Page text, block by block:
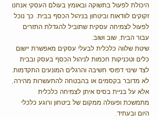
היכולת לפעול בתשוקה ובאומץ בעולם העסקי אנחנו
זקוקים לוודאות וביטחון בניהול הכסף בבית. כך נוכל
לפעול לצמיחה עסקית שתוביל להגדלת התזרים
עבור הבית, שוב ושוב.
שיטת שלווה כלכלית לבעלי עסקים מאפשרת יישום
כלים וטכניקות חכמות לניהול הכסף בעסק ובבית
לצד שינוי דפוסי חשיבה והרגלים המונעים התקדמות.
לא מדובר בקסמים או בהבטחה להתעשרות מהירה,
אלא על בניית בסיס איתן לצמיחה כלכלית
מתמשכת ופעולה ממקום של ביטחון ורוגע כלכלי
היום ובעתיד.